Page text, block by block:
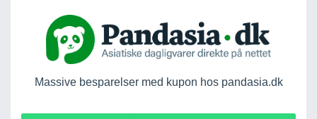
Massive besparelser med kupon hos pandasia.dk